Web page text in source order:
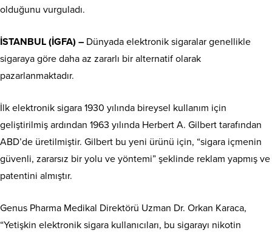
olduğunu vurguladı.
İSTANBUL (İGFA) – Dünyada elektronik sigaralar genellikle
sigaraya göre daha az zararlı bir alternatif olarak
pazarlanmaktadır.
İlk elektronik sigara 1930 yılında bireysel kullanım için
geliştirilmiş ardından 1963 yılında Herbert A. Gilbert tarafından
ABD’de üretilmiştir. Gilbert bu yeni ürünü için, “sigara içmenin
güvenli, zararsız bir yolu ve yöntemi” şeklinde reklam yapmış ve
patentini almıştır.
Genus Pharma Medikal Direktörü Uzman Dr. Orkan Karaca,
“Yetişkin elektronik sigara kullanıcıları, bu sigarayı nikotin